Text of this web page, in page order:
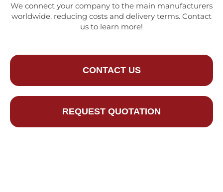
We connect your company to the main manufacturers
worldwide, reducing costs and delivery terms. Contact
us to learn more!
CONTACT US
REQUEST QUOTATION